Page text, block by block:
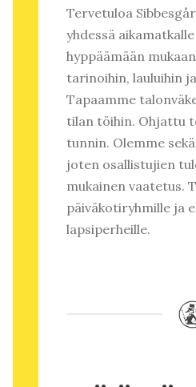
Tervetuloa
yhdessä
hyppäämään
tarinoihin, lauluihin
Tapaamme
tilan töihin. Ohjattu
tunnin. Olemme
joten osallistujien
mukainen vaatetus.
päiväkotiryhmille ja
lapsiperheille.